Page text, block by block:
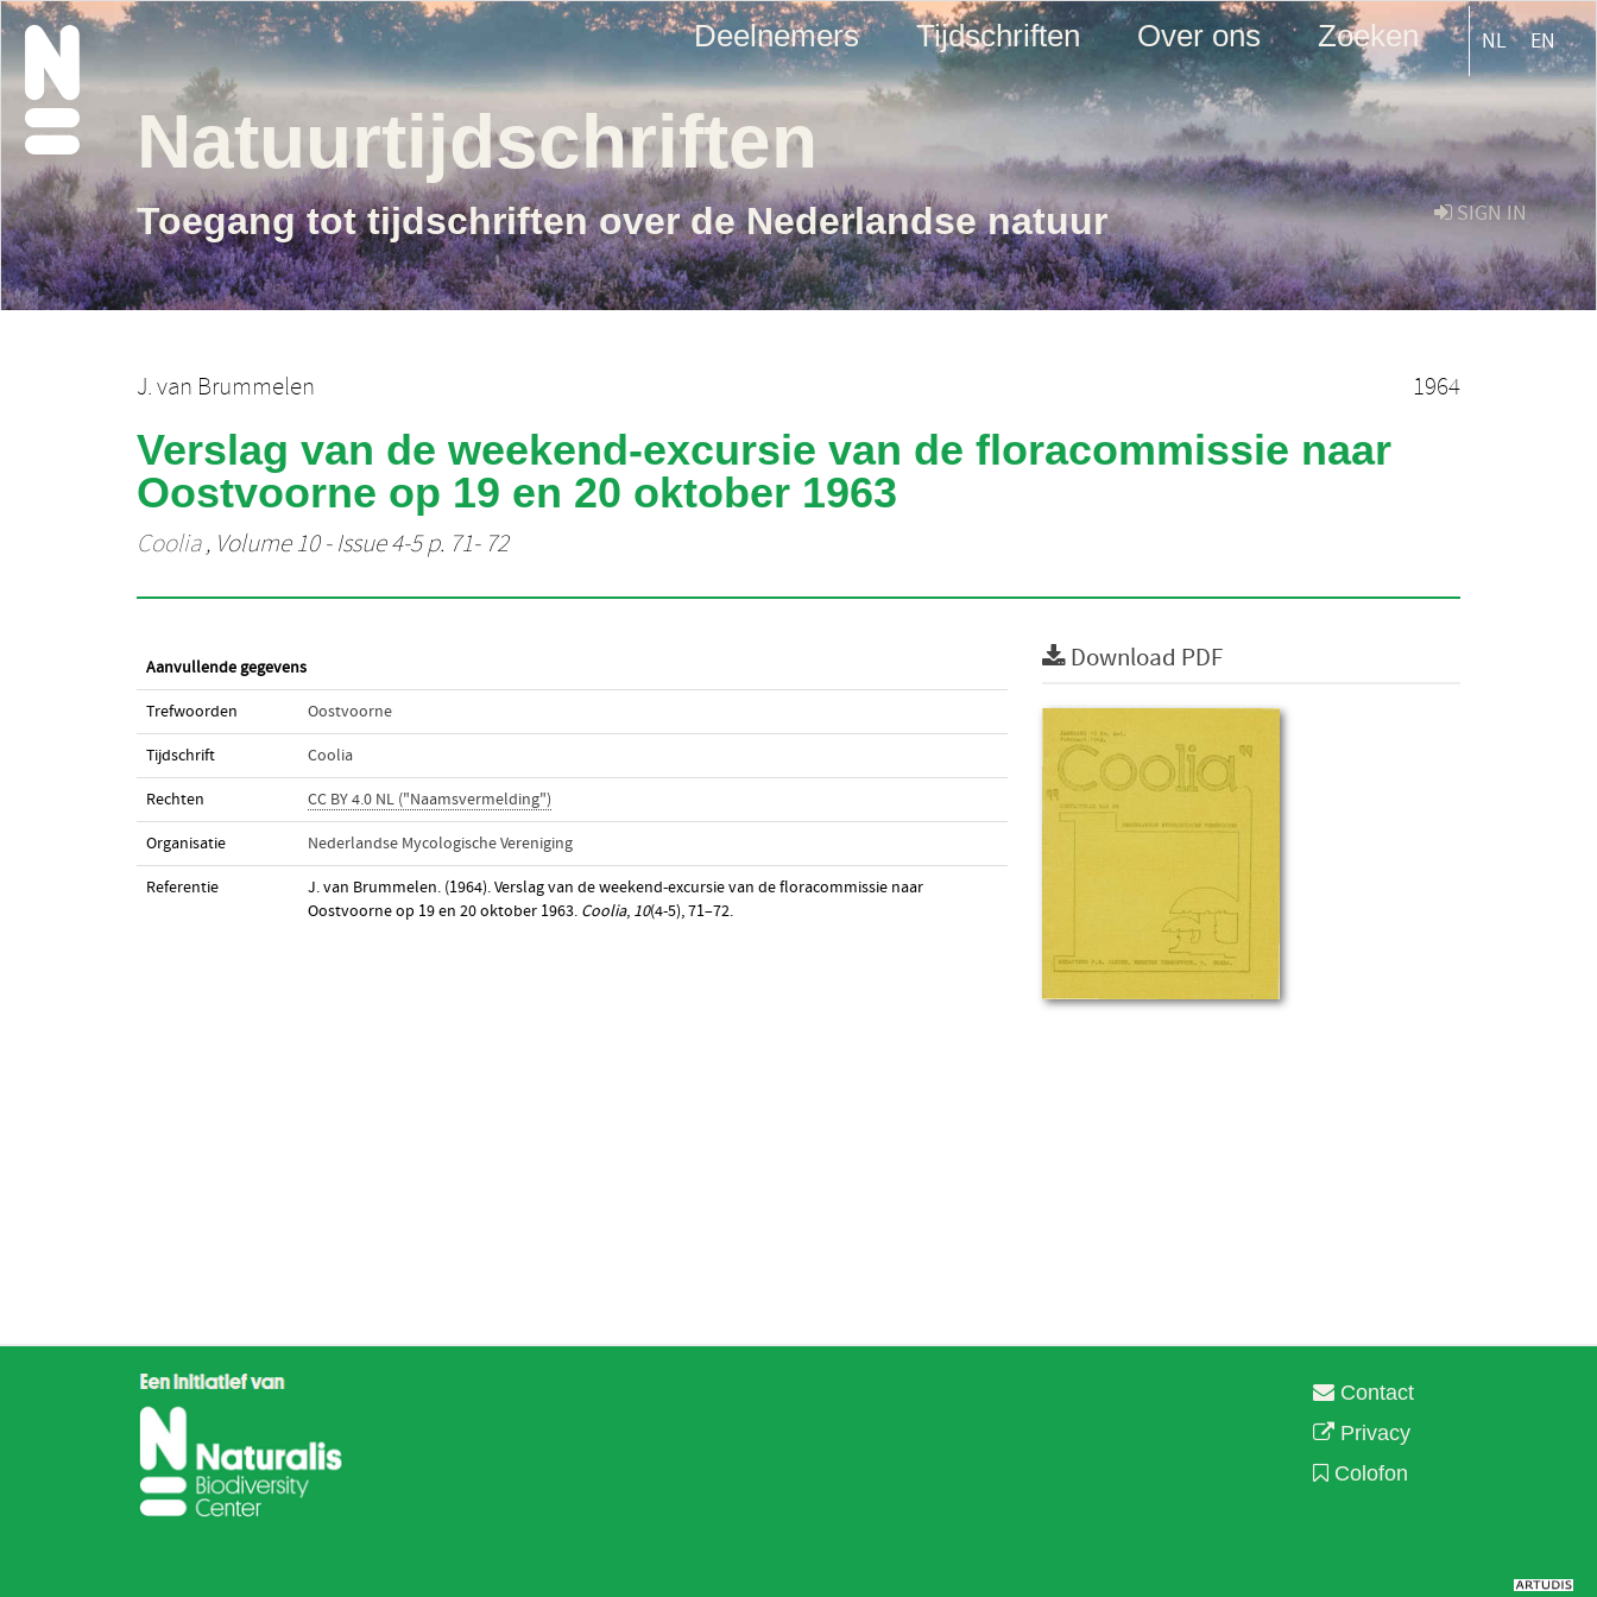
Deelnemers Tijdschriften Over ons Zoeken NL EN
SIGN IN
Natuurtijdschriften
Toegang tot tijdschriften over de Nederlandse natuur
J. van Brummelen 1964
Verslag van de weekend-excursie van de floracommissie naar
Oostvoorne op 19 en 20 oktober 1963
Coolia, Volume 10 - Issue 4-5 p. 71- 72
Aanvullende gegevens
Trefwoorden Oostvoorne
Tijdschrift Coolia
Rechten CC BY 4.0 NL ("Naamsvermelding")
Organisatie Nederlandse Mycologische Vereniging
Referentie
J. van Brummelen. (1964). Verslag van de weekend-excursie van de floracommissie naar
Oostvoorne op 19 en 20 oktober 1963. Coolia, 10(4-5), 71–72.
Download PDF
Contact
Privacy
Colofon